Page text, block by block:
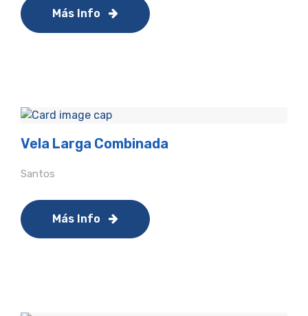
Más Info
Vela Larga Combinada
Santos
Más Info